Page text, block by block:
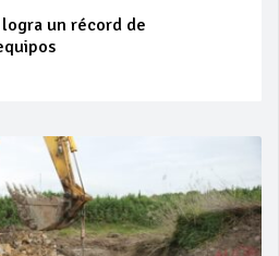
logra un récord de